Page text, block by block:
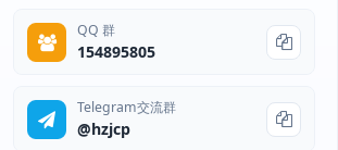
QQ 群
154895805
Telegram交流群
@hzjcp